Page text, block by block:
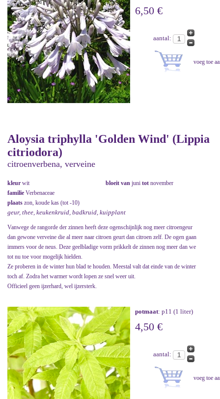
6,50 €
aantal:
Aloysia triphylla 'Golden Wind' (Lippia
citriodora)
citroenverbena, verveine
kleur wit bloeit van juni tot november
familie Verbenaceae
plaats zon, koude kas (tot -10)
geur, thee, keukenkruid, badkruid, kuipplant
Vanwege de rangorde der zinnen heeft deze ogenschijnlijk nog meer citroengeur
dan gewone verveine die al meer naar citroen geurt dan citroen zelf. De ogen gaan
immers voor de neus. Deze geelbladige vorm prikkelt de zinnen nog meer dan we
tot nu toe voor mogelijk hielden.
Ze proberen in de winter hun blad te houden. Meestal valt dat einde van de winter
toch af. Zodra het warmer wordt lopen ze snel weer uit.
Officieel geen ijzerhard, wel ijzersterk.
potmaat: p11 (1 liter)
4,50 €
aantal: